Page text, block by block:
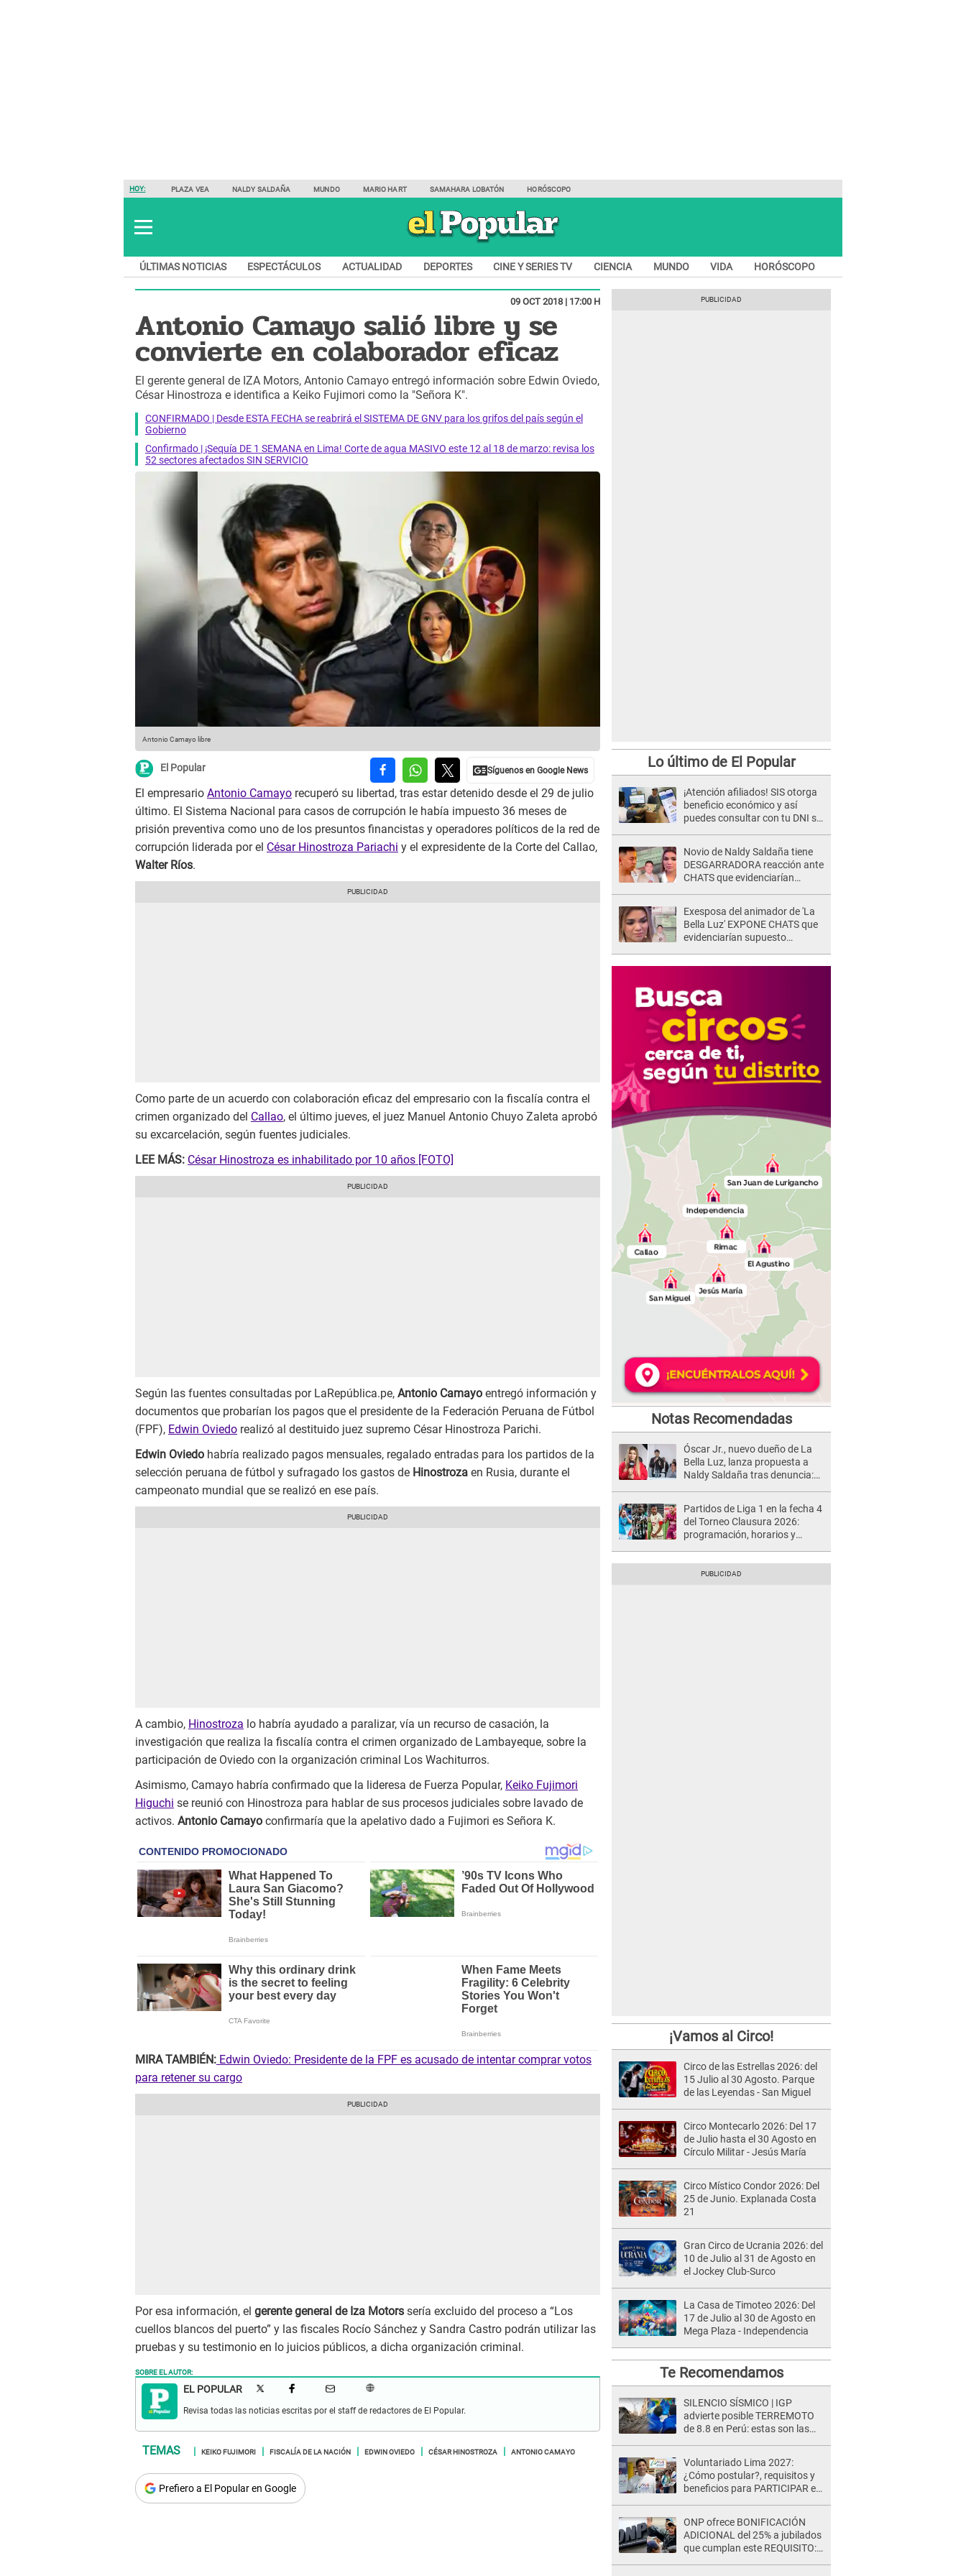
HOY: PLAZA VEA NALDY SALDAÑA MUNDO MARIO HART SAMAHARA LOBATÓN HORÓSCOPO
ÚLTIMAS NOTICIAS ESPECTÁCULOS ACTUALIDAD DEPORTES CINE Y SERIES TV CIENCIA MUNDO VIDA HORÓSCOPO
09 OCT 2018 | 17:00 H
Antonio Camayo salió libre y se
convierte en colaborador eficaz
El gerente general de IZA Motors, Antonio Camayo entregó información sobre Edwin Oviedo,
César Hinostroza e identifica a Keiko Fujimori como la "Señora K".
CONFIRMADO | Desde ESTA FECHA se reabrirá el SISTEMA DE GNV para los grifos del país según el
Gobierno
Confirmado | ¡Sequía DE 1 SEMANA en Lima! Corte de agua MASIVO este 12 al 18 de marzo: revisa los
52 sectores afectados SIN SERVICIO
Antonio Camayo libre
El Popular
El empresario Antonio Camayo recuperó su libertad, tras estar detenido desde el 29 de julio
último. El Sistema Nacional para casos de corrupción le había impuesto 36 meses de
prisión preventiva como uno de los presuntos financistas y operadores políticos de la red de
corrupción liderada por el César Hinostroza Pariachi y el expresidente de la Corte del Callao,
Walter Ríos.
Como parte de un acuerdo con colaboración eficaz del empresario con la fiscalía contra el
crimen organizado del Callao, el último jueves, el juez Manuel Antonio Chuyo Zaleta aprobó
su excarcelación, según fuentes judiciales.
LEE MÁS: César Hinostroza es inhabilitado por 10 años [FOTO]
Según las fuentes consultadas por LaRepública.pe, Antonio Camayo entregó información y
documentos que probarían los pagos que el presidente de la Federación Peruana de Fútbol
(FPF), Edwin Oviedo realizó al destituido juez supremo César Hinostroza Parichi.
Edwin Oviedo habría realizado pagos mensuales, regalado entradas para los partidos de la
selección peruana de fútbol y sufragado los gastos de Hinostroza en Rusia, durante el
campeonato mundial que se realizó en ese país.
A cambio, Hinostroza lo habría ayudado a paralizar, vía un recurso de casación, la
investigación que realiza la fiscalía contra el crimen organizado de Lambayeque, sobre la
participación de Oviedo con la organización criminal Los Wachiturros.
Asimismo, Camayo habría confirmado que la lideresa de Fuerza Popular, Keiko Fujimori
Higuchi se reunió con Hinostroza para hablar de sus procesos judiciales sobre lavado de
activos. Antonio Camayo confirmaría que la apelativo dado a Fujimori es Señora K.
MIRA TAMBIÉN: Edwin Oviedo: Presidente de la FPF es acusado de intentar comprar votos
para retener su cargo
Por esa información, el gerente general de Iza Motors sería excluido del proceso a “Los
cuellos blancos del puerto” y las fiscales Rocío Sánchez y Sandra Castro podrán utilizar las
pruebas y su testimonio en lo juicios públicos, a dicha organización criminal.
SOBRE EL AUTOR:
EL POPULAR
Revisa todas las noticias escritas por el staff de redactores de El Popular.
KEIKO FUJIMORI FISCALÍA DE LA NACIÓN EDWIN OVIEDO CÉSAR HINOSTROZA ANTONIO CAMAYO
Prefiero a El Popular en Google
Lo último de El Popular
¡Atención afiliados! SIS otorga
beneficio económico y así
puedes consultar con tu DNI si
Novio de Naldy Saldaña tiene
DESGARRADORA reacción ante
CHATS que evidenciarían
Exesposa del animador de 'La
Bella Luz' EXPONE CHATS que
evidenciarían supuesto
Notas Recomendadas
Óscar Jr., nuevo dueño de La
Bella Luz, lanza propuesta a
Naldy Saldaña tras denuncia:
Partidos de Liga 1 en la fecha 4
del Torneo Clausura 2026:
programación, horarios y
¡Vamos al Circo!
Circo de las Estrellas 2026: del
15 Julio al 30 Agosto. Parque
de las Leyendas - San Miguel
Circo Montecarlo 2026: Del 17
de Julio hasta el 30 Agosto en
Círculo Militar - Jesús María
Circo Místico Condor 2026: Del
25 de Junio. Explanada Costa
21
Gran Circo de Ucrania 2026: del
10 de Julio al 31 de Agosto en
el Jockey Club-Surco
La Casa de Timoteo 2026: Del
17 de Julio al 30 de Agosto en
Mega Plaza - Independencia
Te Recomendamos
SILENCIO SÍSMICO | IGP
advierte posible TERREMOTO
de 8.8 en Perú: estas son las
Voluntariado Lima 2027:
¿Cómo postular?, requisitos y
beneficios para PARTICIPAR en
ONP ofrece BONIFICACIÓN
ADICIONAL del 25% a jubilados
que cumplan este REQUISITO: